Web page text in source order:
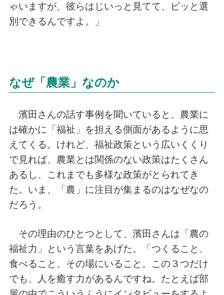
ゃいますが、彼らはじいっと見てて、ピッと選
別できるんですよ。」
なぜ「農業」なのか
濱田さんの話す事例を聞いていると、農業に
は確かに「福祉」を担える側面があるように思
えてくる。けれど、福祉政策という広いくくり
で見れば、農業とは関係のない政策はたくさん
あるし、これまでも多様な政策がとられてき
た。いま、「農」に注目が集まるのはなぜなの
だろう。
その理由のひとつとして、濱田さんは「農の
福祉力」という言葉をあげた。「つくること、
食べること、その場にいること。この３つだけ
でも、人を癒す力があるんですね。たとえば部